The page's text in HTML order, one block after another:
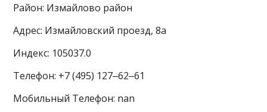
Район: Измайлово район
Адрес: Измайловский проезд, 8а
Индекс: 105037.0
Телефон: +7 (495) 127‒62‒61
Мобильный Телефон: nan